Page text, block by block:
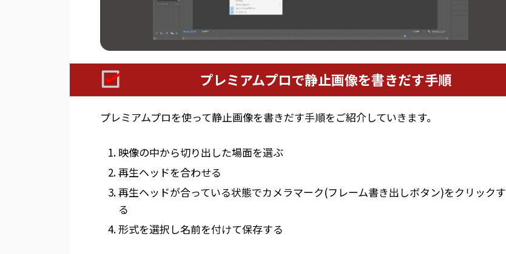
プレミアムプロで静止画像を書きだす手順
プレミアムプロを使って静止画像を書きだす手順をご紹介していきます。
映像の中から切り出した場面を選ぶ
再生ヘッドを合わせる
再生ヘッドが合っている状態でカメラマーク(フレーム書き出しボタン)をクリックす
る
形式を選択し名前を付けて保存する